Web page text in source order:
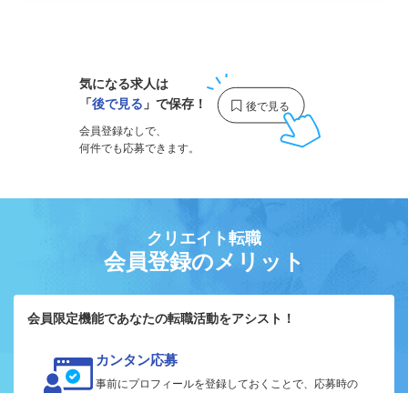
気になる求人は
「後で見る 」で保存！
会員登録なしで、
何件でも応募できます。
クリエイト転職
会員登録のメリット
会員限定機能であなたの転職活動をアシスト！
カンタン応募
事前にプロフィールを登録しておくことで、応募時の